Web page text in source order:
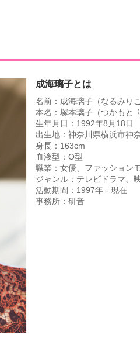
成海璃子とは
名前：成海璃子（なるみりこ
本名：塚本璃子（つかもと
生年月日：1992年8月18日
出生地：神奈川県横浜市神
身長：163cm
血液型：O型
職業：女優、ファッション
ジャンル：テレビドラマ、
活動期間：1997年 - 現在
事務所：研音